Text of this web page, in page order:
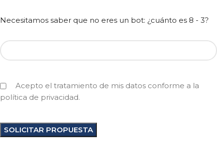
Necesitamos saber que no eres un bot: ¿cuánto es 8 - 3?
Acepto el tratamiento de mis datos conforme a la
política de privacidad.